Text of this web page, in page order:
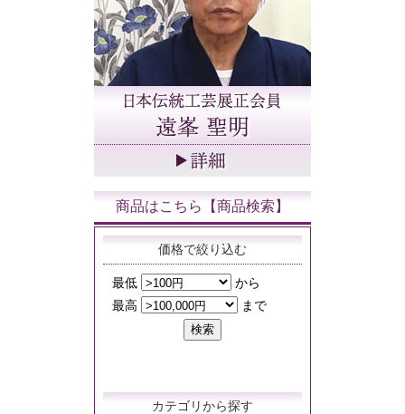
商品はこちら【商品検索】
価格で絞り込む
カテゴリから探す